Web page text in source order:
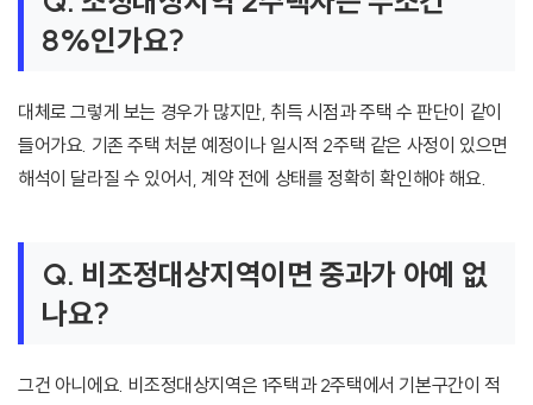
8%인가요?
대체로 그렇게 보는 경우가 많지만, 취득 시점과 주택 수 판단이 같이
들어가요. 기존 주택 처분 예정이나 일시적 2주택 같은 사정이 있으면
해석이 달라질 수 있어서, 계약 전에 상태를 정확히 확인해야 해요.
Q. 비조정대상지역이면 중과가 아예 없
나요?
그건 아니에요. 비조정대상지역은 1주택과 2주택에서 기본구간이 적